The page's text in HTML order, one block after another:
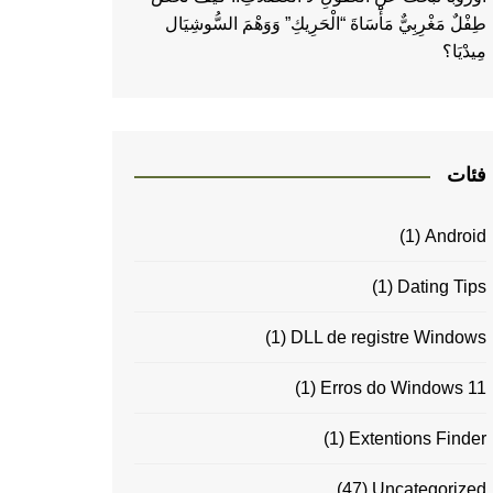
طِفْلٌ مَغْرِبِيٌّ مَأْسَاةَ “الْحَرِيكِ” وَوَهْمَ السُّوشِيَال
مِيدْيَا؟
فئات
Android
(1)
Dating Tips
(1)
DLL de registre Windows
(1)
Erros do Windows 11
(1)
Extentions Finder
(1)
Uncategorized
(47)